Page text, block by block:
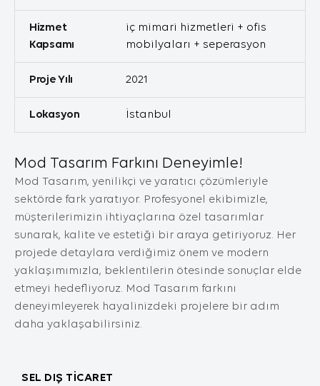
KATALOĞU İNDIRIN
Hizmet
Kapsamı
iç mimari hizmetleri + ofis
mobilyaları + seperasyon
Proje Yılı 2021
Lokasyon İstanbul
Mod Tasarım Farkını Deneyimle!
Mod Tasarım, yenilikçi ve yaratıcı çözümleriyle
sektörde fark yaratıyor. Profesyonel ekibimizle,
müşterilerimizin ihtiyaçlarına özel tasarımlar
sunarak, kalite ve estetiği bir araya getiriyoruz. Her
projede detaylara verdiğimiz önem ve modern
yaklaşımımızla, beklentilerin ötesinde sonuçlar elde
etmeyi hedefliyoruz. Mod Tasarım farkını
deneyimleyerek hayalinizdeki projelere bir adım
daha yaklaşabilirsiniz.
SEL DIŞ TİCARET
kullanmanız sırasında size kişiselleştirilmiş bir
geliştirmek ve deneyiminizi iyileştirmek için
kullanım kolaylığına katkıda bulunabilir. Çerez
kullanılmasını tercih etmezseniz tarayıcınızın
ayarlarından Çerezleri silebilir ya da
engelleyebilirsiniz. Ancak bunun internet
hatırlatmak isteriz. Tarayıcınızdan Çerez
ayarlarınızı değiştirmediğiniz sürece bu
sitede çerez kullanımını kabul ettiğinizi
1. ÇEREZLERDE HANGİ TÜR VERİLER
İŞLENİR?
İnternet sitelerinde yer alan çerezlerde, türüne
bağlı olarak, siteyi ziyaret ettiğiniz cihazdaki
tarama ve kullanım tercihlerinize ilişkin veriler
toplanmaktadır. Bu veriler, eriştiğiniz sayfalar,
dil seçeneği ve diğer tercihlerinize dair bilgileri
AMAÇLARI NELERDİR?